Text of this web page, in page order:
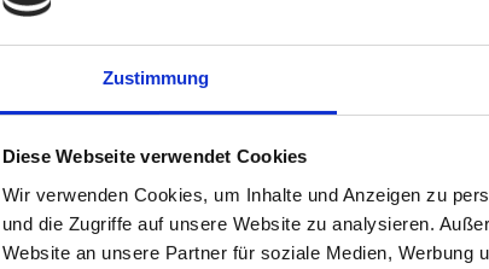
Zustimmung
Diese Webseite verwendet Cookies
Wir verwenden Cookies, um Inhalte und Anzeigen zu
und die Zugriffe auf unsere Website zu analysieren.
Website an unsere Partner für soziale Medien, Werbung